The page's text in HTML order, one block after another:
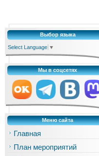
Выбор языка
Select Language ▼
Мы в соцсетях
Меню сайта
Главная
План мероприятий